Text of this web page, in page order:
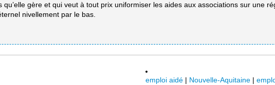
gère et qui veut à tout prix uniformiser les aides aux associations sur une
nivellement par le bas.
emploi aidé | Nouvelle-Aquitaine |